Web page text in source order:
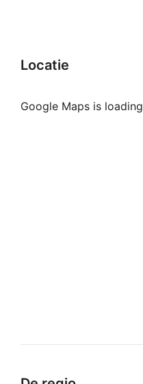
Locatie
Google Maps is loading